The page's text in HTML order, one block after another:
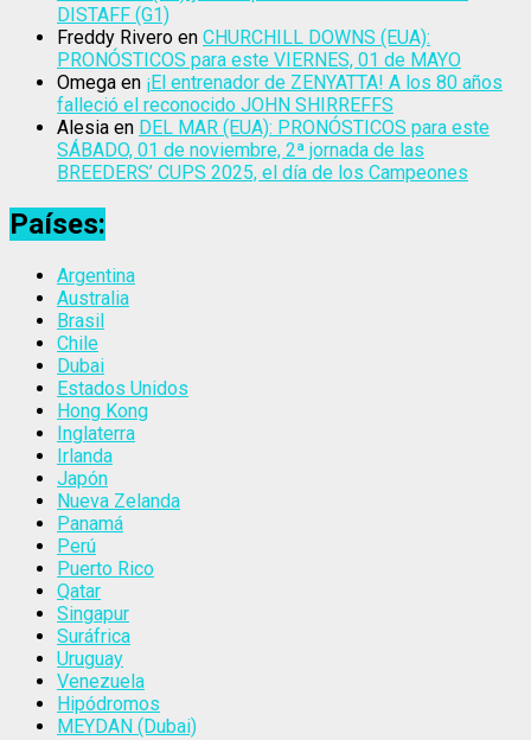
DISTAFF (G1)
Freddy Rivero en CHURCHILL DOWNS (EUA):
PRONÓSTICOS para este VIERNES, 01 de MAYO
Omega en ¡El entrenador de ZENYATTA! A los 80 años
falleció el reconocido JOHN SHIRREFFS
Alesia en DEL MAR (EUA): PRONÓSTICOS para este
SÁBADO, 01 de noviembre, 2ª jornada de las
BREEDERS’ CUPS 2025, el día de los Campeones
Países:
Argentina
Australia
Brasil
Chile
Dubai
Estados Unidos
Hong Kong
Inglaterra
Irlanda
Japón
Nueva Zelanda
Panamá
Perú
Puerto Rico
Qatar
Singapur
Suráfrica
Uruguay
Venezuela
Hipódromos
MEYDAN (Dubai)